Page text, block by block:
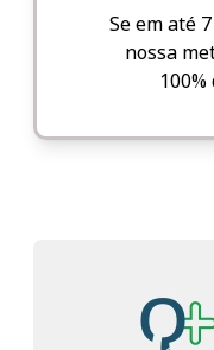
Se em até
nossa